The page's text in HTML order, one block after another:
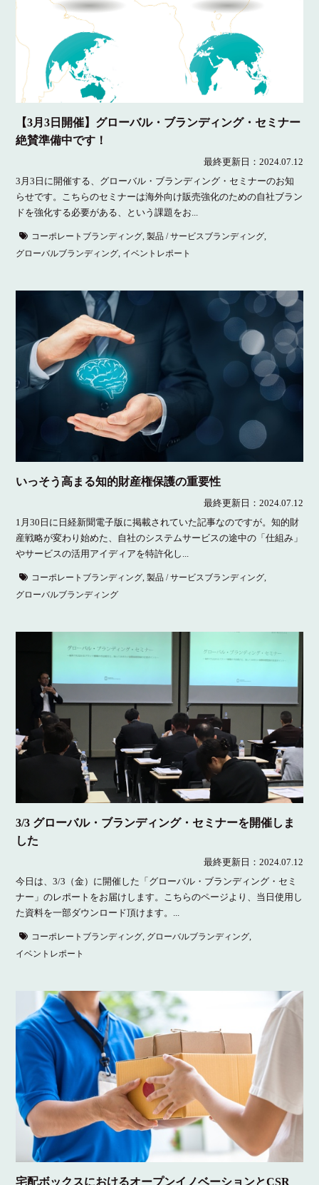
【3月3日開催】グローバル・ブランディング・セミナー
絶賛準備中です！
最終更新日： 2024.07.12
3月3日に開催する、グローバル・ブランディング・セミナーのお知
らせです。こちらのセミナーは海外向け販売強化のための自社ブラン
ドを強化する必要がある、という課題をお...
コーポレートブランディング,製品 / サービスブランディング,
グローバルブランディング, イベントレポート
いっそう高まる知的財産権保護の重要性
最終更新日： 2024.07.12
1月30日に日経新聞電子版に掲載されていた記事なのですが。知的財
産戦略が変わり始めた、自社のシステムサービスの途中の「仕組み」
やサービスの活用アイディアを特許化し...
コーポレートブランディング,製品 / サービスブランディング,
グローバルブランディング
3/3 グローバル・ブランディング・セミナーを開催しま
した
最終更新日： 2024.07.12
今日は、3/3（金）に開催した「グローバル・ブランディング・セミ
ナー」のレポートをお届けします。こちらのページより、当日使用し
た資料を一部ダウンロード頂けます。...
コーポレートブランディング, グローバルブランディング,
イベントレポート
宅配ボックスにおけるオープンイノベーションとCSR